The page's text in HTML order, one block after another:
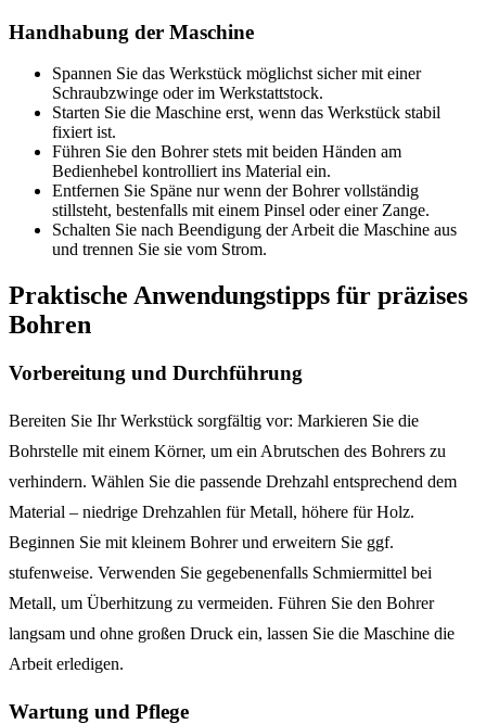
Handhabung der Maschine
Spannen Sie das Werkstück möglichst sicher mit einer
Schraubzwinge oder im Werkstattstock.
Starten Sie die Maschine erst, wenn das Werkstück stabil
fixiert ist.
Führen Sie den Bohrer stets mit beiden Händen am
Bedienhebel kontrolliert ins Material ein.
Entfernen Sie Späne nur wenn der Bohrer vollständig
stillsteht, bestenfalls mit einem Pinsel oder einer Zange.
Schalten Sie nach Beendigung der Arbeit die Maschine aus
und trennen Sie sie vom Strom.
Praktische Anwendungstipps für präzises
Bohren
Vorbereitung und Durchführung
Bereiten Sie Ihr Werkstück sorgfältig vor: Markieren Sie die
Bohrstelle mit einem Körner, um ein Abrutschen des Bohrers zu
verhindern. Wählen Sie die passende Drehzahl entsprechend dem
Material – niedrige Drehzahlen für Metall, höhere für Holz.
Beginnen Sie mit kleinem Bohrer und erweitern Sie ggf.
stufenweise. Verwenden Sie gegebenenfalls Schmiermittel bei
Metall, um Überhitzung zu vermeiden. Führen Sie den Bohrer
langsam und ohne großen Druck ein, lassen Sie die Maschine die
Arbeit erledigen.
Wartung und Pflege